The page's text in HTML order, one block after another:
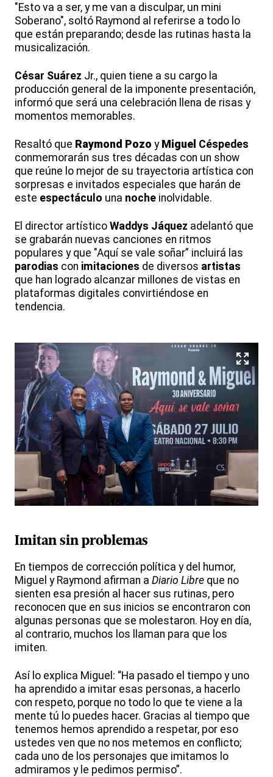
"Esto va a ser, y me van a disculpar, un mini
Soberano", soltó Raymond al referirse a todo lo
que están preparando; desde las rutinas hasta la
musicalización.
César Suárez Jr., quien tiene a su cargo la
producción general de la imponente presentación,
informó que será una celebración llena de risas y
momentos memorables.
Resaltó que Raymond Pozo y Miguel Céspedes
conmemorarán sus tres décadas con un show
que reúne lo mejor de su trayectoria artística con
sorpresas e invitados especiales que harán de
este espectáculo una noche inolvidable.
El director artístico Waddys Jáquez adelantó que
se grabarán nuevas canciones en ritmos
populares y que "Aquí se vale soñar” incluirá las
parodias con imitaciones de diversos artistas
que han logrado alcanzar millones de vistas en
plataformas digitales convirtiéndose en
tendencia.
Imitan sin problemas
En tiempos de corrección política y del humor,
Miguel y Raymond afirman a Diario Libre que no
sienten esa presión al hacer sus rutinas, pero
reconocen que en sus inicios se encontraron con
algunas personas que se molestaron. Hoy en día,
al contrario, muchos los llaman para que los
imiten.
Así lo explica Miguel: “Ha pasado el tiempo y uno
ha aprendido a imitar esas personas, a hacerlo
con respeto, porque no todo lo que te viene a la
mente tú lo puedes hacer. Gracias al tiempo que
tenemos hemos aprendido a respetar, por eso
ustedes ven que no nos metemos en conflicto;
cada uno de los personajes que imitamos lo
admiramos y le pedimos permiso”.